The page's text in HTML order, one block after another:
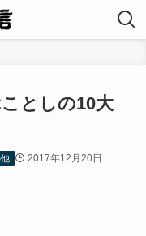
としの10大
2017年12月20日